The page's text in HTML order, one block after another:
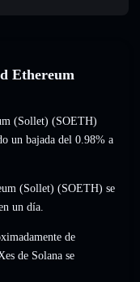
Ethereum
(Sollet) (SOETH)
un bajada del 0.98% a
(Sollet) (SOETH) se
un día.
de
de Solana se